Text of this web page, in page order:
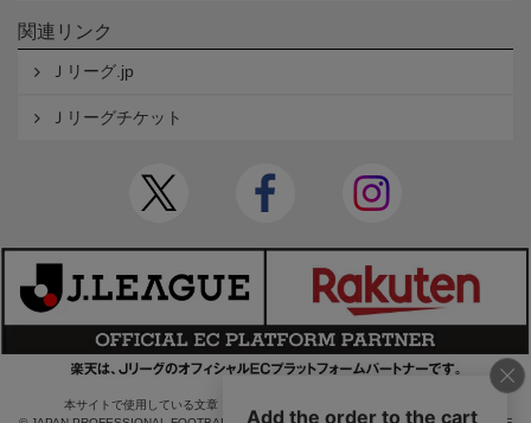
関連リンク
Ｊリーグ.jp
Ｊリーグチケット
本サイトで使用している文章・画像等の無断での複製・転載を禁止します。